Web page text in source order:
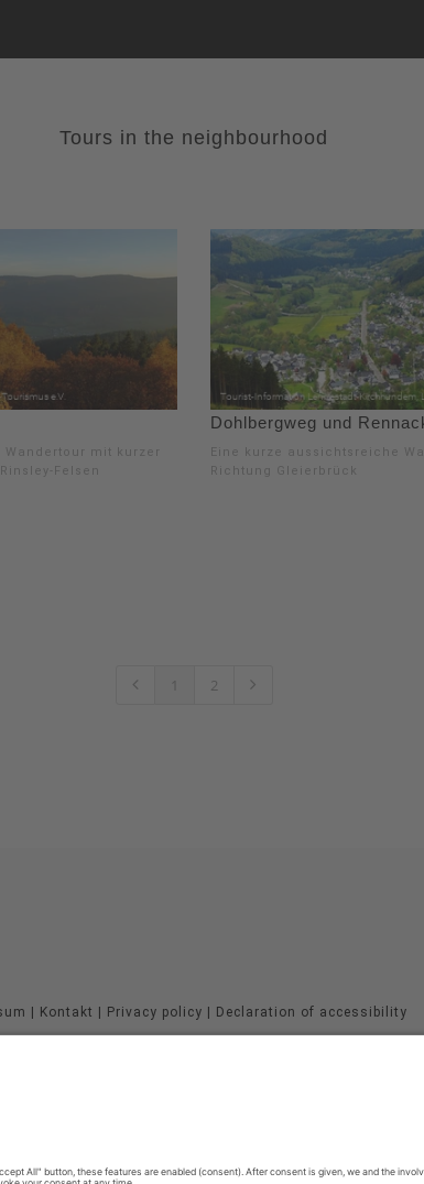
Tours in the neighbourhood
Wandertour mit kurzer
Felsen
Dohlbergweg und
Eine kurze aussichtsreiche
Richtung Gleierbrück
1 2
Kontakt Privacy policy Declaration of accessibility